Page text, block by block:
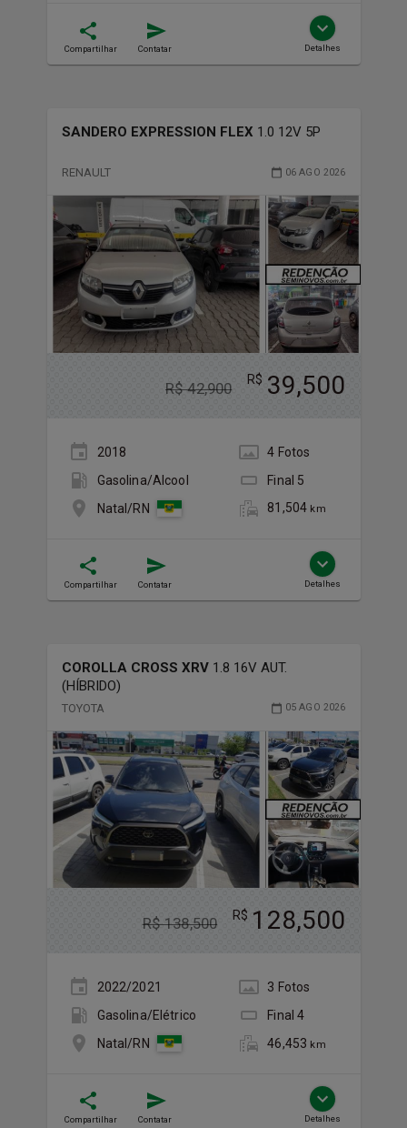
Compartilhar Contatar Detalhes
SANDERO EXPRESSION FLEX 1.0 12V 5P
RENAULT 06 AGO 2026
R$42,900 R$ 39,500
2018 4 Fotos
Gasolina/Álcool
Final 5
Natal/RN
81,504 km
Compartilhar Contatar Detalhes
COROLLA CROSS XRV 1.8 16V AUT.
(HÍBRIDO)
TOYOTA 05 AGO 2026
R$138,500 R$ 128,500
2022/2021 3 Fotos
Gasolina/Elétrico
Final4
Natal/RN
46,453 km
Compartilhar Contatar Detalhes